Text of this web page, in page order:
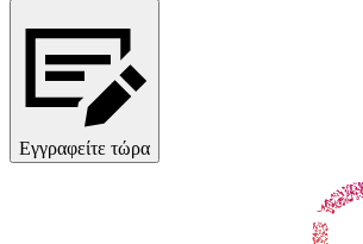
Εγγραφείτε τώρα